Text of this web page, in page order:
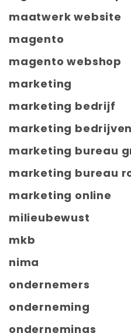
maatwerk website
magento
magento webshop
marketing
marketing bedrijf
marketing bedrijven
marketing bureau
marketing bureau
marketing online
milieubewust
mkb
nima
ondernemers
onderneming
ondernemings